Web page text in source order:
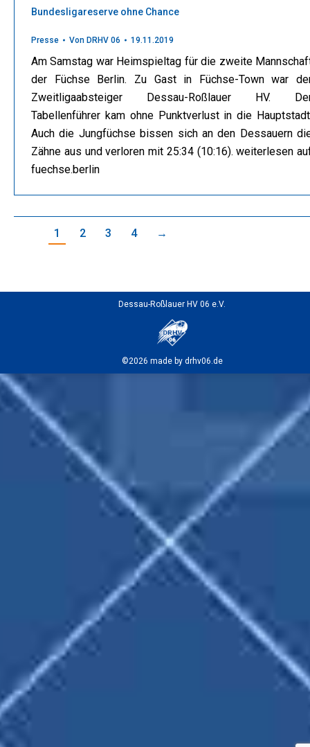
Bundesligareserve ohne Chance
Presse Von DRHV 06 19.11.2019
Am Samstag war Heimspieltag für die zweite
der Füchse Berlin. Zu Gast in Füchse-Town war
Zweitligaabsteiger Dessau-Roßlauer HV.
Tabellenführer kam ohne Punktverlust in die
Auch die Jungfüchse bissen sich an den Dessauern
Zähne aus und verloren mit 25:34 (10:16). weiterlesen
fuechse.berlin
1 2 3 4 →
Dessau-Roßlauer HV 06 e.V.
©2026 made by drhv06.de